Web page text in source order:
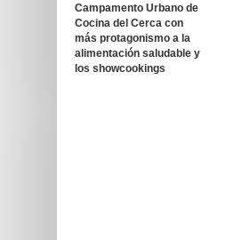
Campamento Urbano de
Cocina del Cerca con
más protagonismo a la
alimentación saludable y
los showcookings